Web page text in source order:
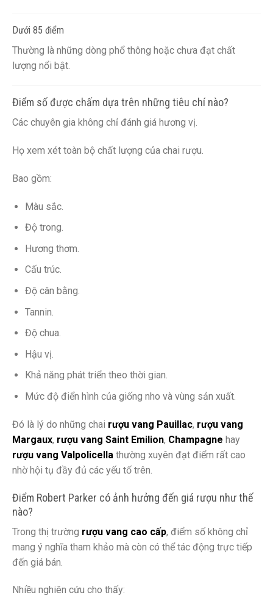
Dưới 85 điểm
Thường là những dòng phổ thông hoặc chưa đạt chất
lượng nổi bật.
Điểm số được chấm dựa trên những tiêu chí nào?
Các chuyên gia không chỉ đánh giá hương vị.
Họ xem xét toàn bộ chất lượng của chai rượu.
Bao gồm:
Màu sắc.
Độ trong.
Hương thơm.
Cấu trúc.
Độ cân bằng.
Tannin.
Độ chua.
Hậu vị.
Khả năng phát triển theo thời gian.
Mức độ điển hình của giống nho và vùng sản xuất.
Đó là lý do những chai rượu vang Pauillac, rượu vang
Margaux, rượu vang Saint Emilion, Champagne hay
rượu vang Valpolicella thường xuyên đạt điểm rất cao
nhờ hội tụ đầy đủ các yếu tố trên.
Điểm Robert Parker có ảnh hưởng đến giá rượu như thế
nào?
Trong thị trường rượu vang cao cấp, điểm số không chỉ
mang ý nghĩa tham khảo mà còn có thể tác động trực tiếp
đến giá bán.
Nhiều nghiên cứu cho thấy: